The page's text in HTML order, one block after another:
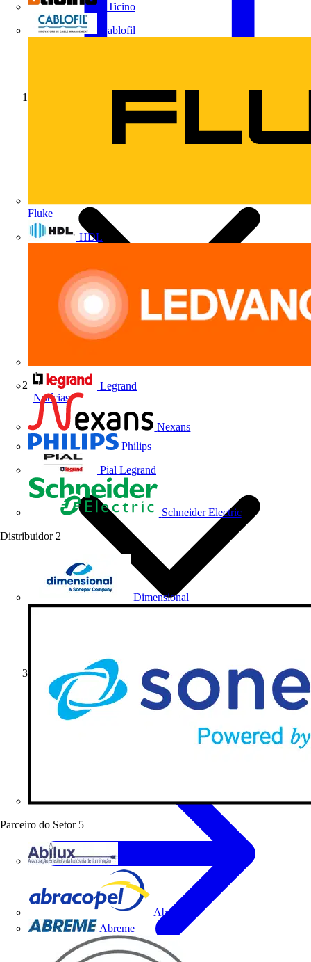
BTicino
Cablofil
Fluke
HDL
Legrand
Nexans
Philips
Pial Legrand
Schneider Electric
Distribuidor 2
Dimensional
Parceiro do Setor 5
Abracopel
Abreme
Notícias
Produtos